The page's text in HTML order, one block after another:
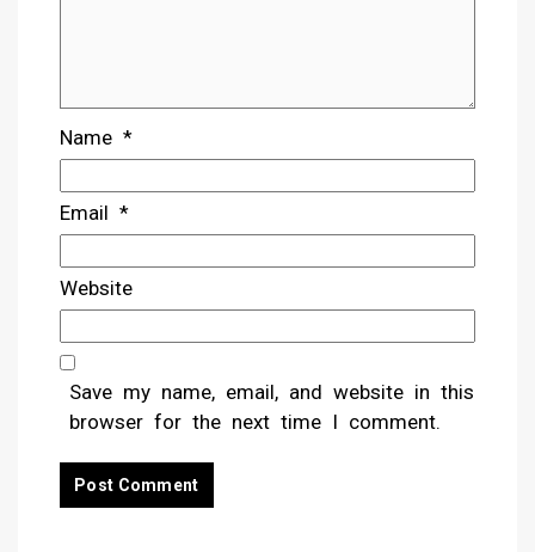
Name *
Email *
Website
Save my name, email, and website in this
browser for the next time I comment.